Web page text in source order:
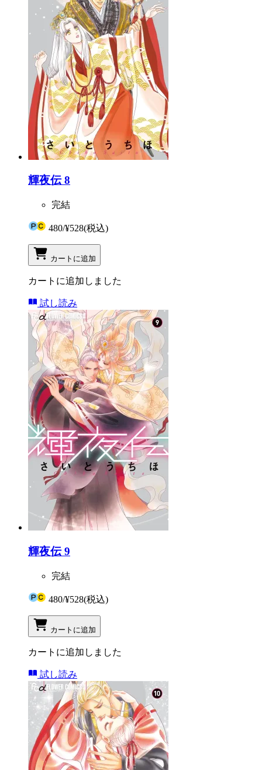
輝夜伝 8
完結
480/¥528(税込)
カートに追加
カートに追加しました
試し読み
輝夜伝 9
完結
480/¥528(税込)
カートに追加
カートに追加しました
試し読み